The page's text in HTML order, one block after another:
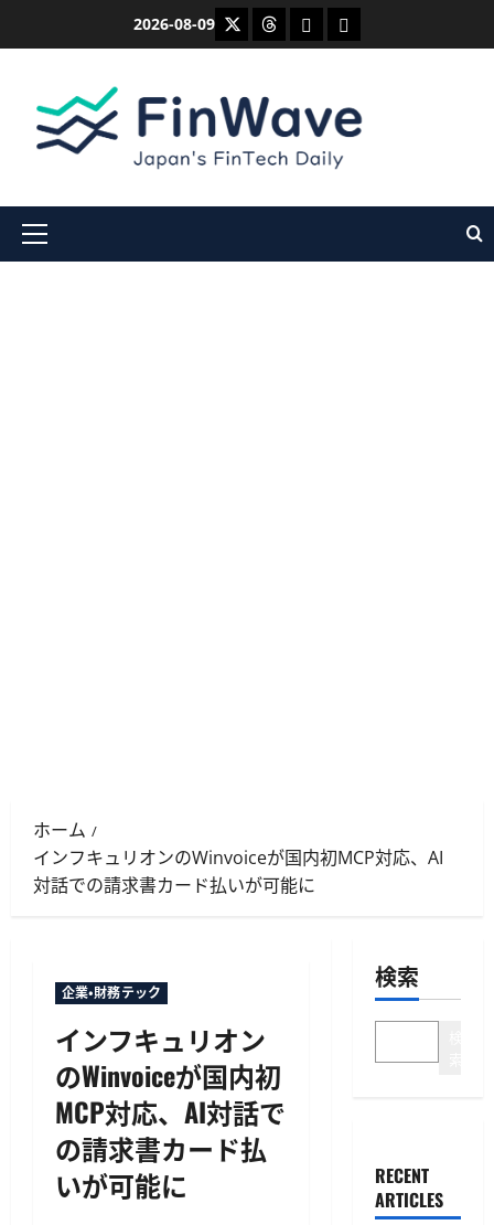
2026-08-09 X ThreadsBlueskyMastodon
メ
ホーム
インフキュリオンのWinvoiceが国内初MCP対応、AI
対話での請求書カード払いが可能に
企業・財務テック
インフキュリオン
のWinvoiceが国内初
MCP対応、AI対話で
の請求書カード払
いが可能に
検索
RECENT
ARTICLES